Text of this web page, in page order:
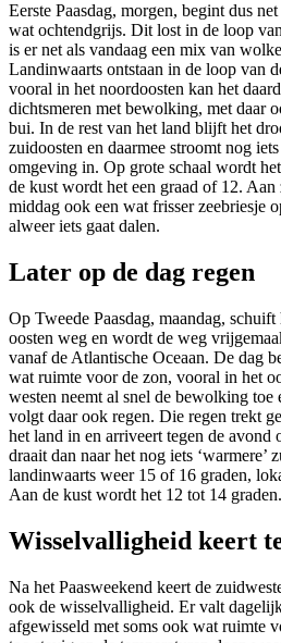
Eerste Paasdag, morgen, begint dus
wat ochtendgrijs. Dit lost in de loop
is er net als vandaag een mix van
Landinwaarts ontstaan in de loop van
vooral in het noordoosten kan het
dichtsmeren met bewolking, met daar
bui. In de rest van het land blijft het
zuidoosten en daarmee stroomt nog
omgeving in. Op grote schaal wordt
de kust wordt het een graad of 12.
middag ook een wat frisser zeebriesje
alweer iets gaat dalen.
Later op de dag regen
Op Tweede Paasdag, maandag,
oosten weg en wordt de weg
vanaf de Atlantische Oceaan. De dag
wat ruimte voor de zon, vooral in het
westen neemt al snel de bewolking
volgt daar ook regen. Die regen trekt
het land in en arriveert tegen de
draait dan naar het nog iets ‘warmere’
landinwaarts weer 15 of 16 graden,
Aan de kust wordt het 12 tot 14 graden.
Wisselvalligheid keert
Na het Paasweekend keert de
ook de wisselvalligheid. Er valt
afgewisseld met soms ook wat ruimte